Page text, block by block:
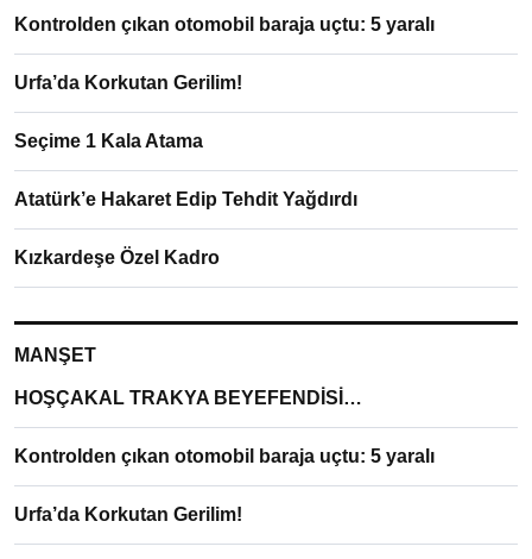
Kontrolden çıkan otomobil baraja uçtu: 5 yaralı
Urfa’da Korkutan Gerilim!
Seçime 1 Kala Atama
Atatürk’e Hakaret Edip Tehdit Yağdırdı
Kızkardeşe Özel Kadro
MANŞET
HOŞÇAKAL TRAKYA BEYEFENDİSİ…
Kontrolden çıkan otomobil baraja uçtu: 5 yaralı
Urfa’da Korkutan Gerilim!